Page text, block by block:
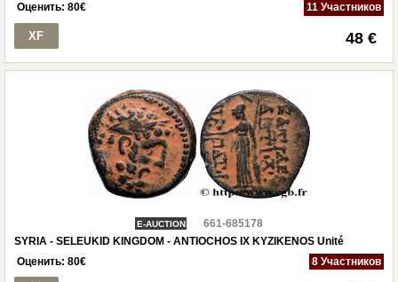
Оценить: 80€ 11 Участников
XF 48 €
E-AUCTION
661-685178
SYRIA - SELEUKID KINGDOM - ANTIOCHOS IX KYZIKENOS Unité
Оценить: 80€ 8 Участников